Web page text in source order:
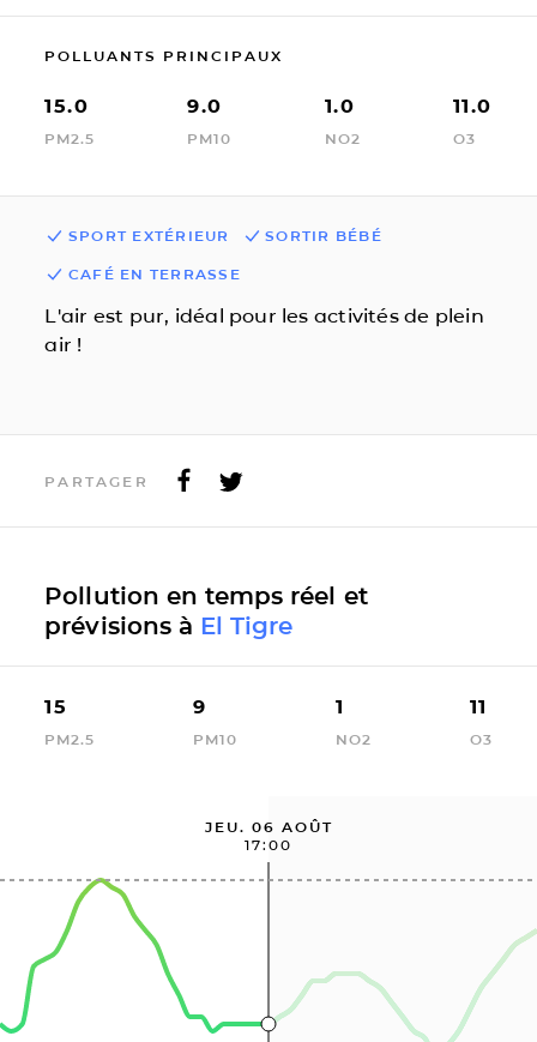
POLLUANTS PRINCIPAUX
15.0
PM2.5
9.0
PM10
1.0
NO2
11.0
O3
SPORT EXTÉRIEUR SORTIR BÉBÉ
CAFÉ EN TERRASSE
L'air est pur, idéal pour les activités de plein
air !
PARTAGER
Pollution en temps réel et
prévisions à El Tigre
15
PM2.5
9
PM10
1
NO2
11
O3
JEU. 06 AOÛT
17:00